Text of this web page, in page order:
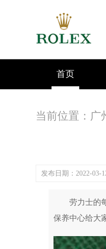
首页
当前位置： 广
发布日期：2022-03-
劳力士的每
保养中心给大